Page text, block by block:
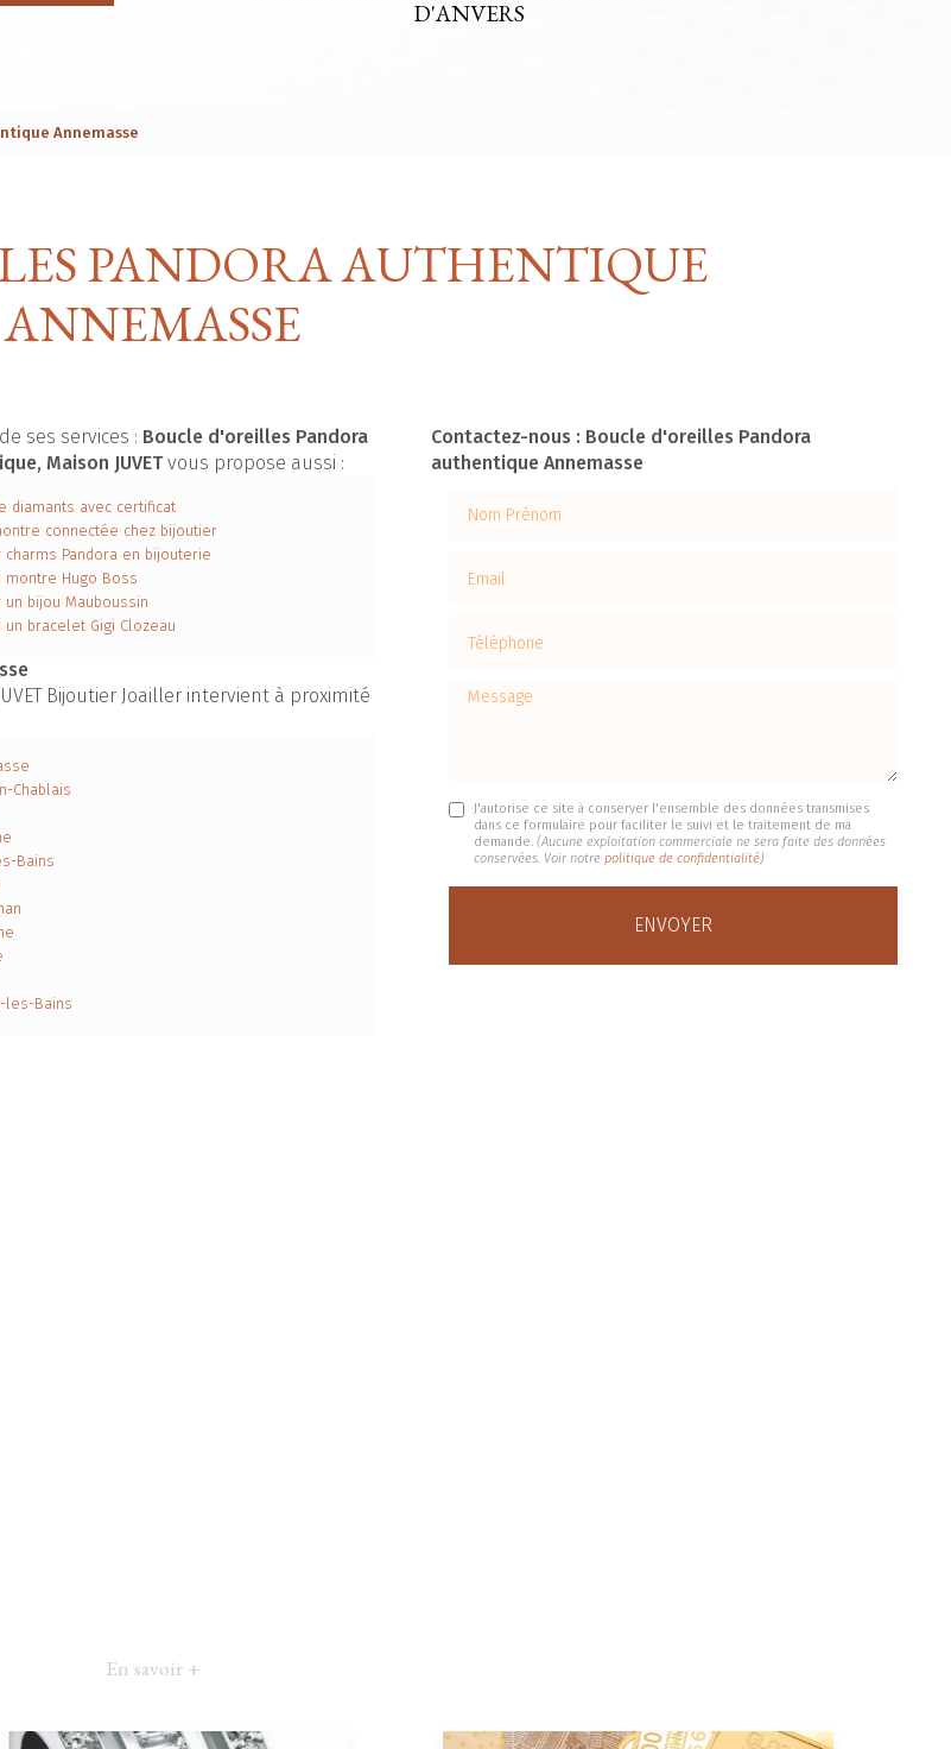
D'ANVERS
Annemasse
PANDORA AUTHENTIQUE
ANNEMASSE
ses services : Boucle d'oreilles Pandora
Maison JUVETvous propose aussi :
diamants avec certificat
connectée chez bijoutier
charms Pandora en bijouterie
montre Hugo Boss
un bijou Mauboussin
un bracelet Gigi Clozeau
Bijoutier Joailler intervient à proximité
Chablais
Bains
les-Bains
Contactez-nous : Boucle d'oreilles Pandora
authentique Annemasse
Message
J'autorise ce site à conserver l'ensemble des données transmises
dans ce formulaire pour faciliter le suivi et le traitement de ma
demande. (Aucune exploitation commerciale ne sera faite des données
conservées. Voir notre politique de confidentialité)
En savoir +